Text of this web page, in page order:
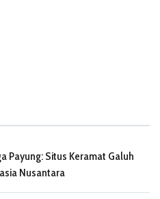
Payung: Situs Keramat Galuh
Nusantara